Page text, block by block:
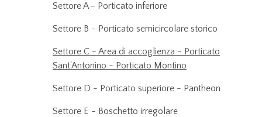
Settore A - Porticato inferiore
Settore B - Porticato semicircolare storico
Settore C - Area di accoglienza - Porticato
Sant'Antonino - Porticato Montino
Settore D - Porticato superiore - Pantheon
Settore E - Boschetto irregolare